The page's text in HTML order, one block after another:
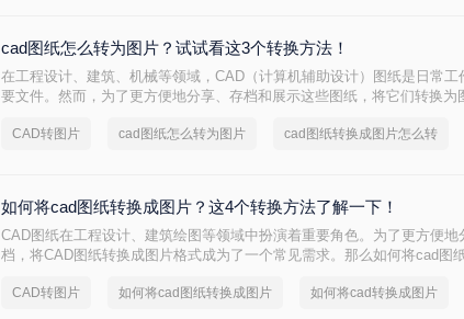
cad图纸怎么转为图片？试试看这3个转换方法！
在工程设计、建筑、机械等领域，CAD（计算机辅助设计）图纸是日常工
要文件。然而，为了更方便地分享、存档和展示这些图纸，将它们转换为
用方法。
CAD转图片 cad图纸怎么转为图片 cad图纸转换成图片怎么转
如何将cad图纸转换成图片？这4个转换方法了解一下！
CAD图纸在工程设计、建筑绘图等领域中扮演着重要角色。为了更方便地
档，将CAD图纸转换成图片格式成为了一个常见需求。那么如何将cad图
CAD转图片 如何将cad图纸转换成图片 如何将cad转换成图片